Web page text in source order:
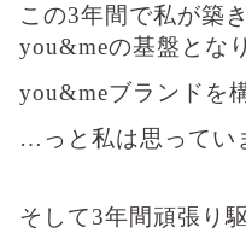
この3年間で私が築
you&meの基盤とな
you&meブランドを
…っと私は思ってい
そして3年間頑張り